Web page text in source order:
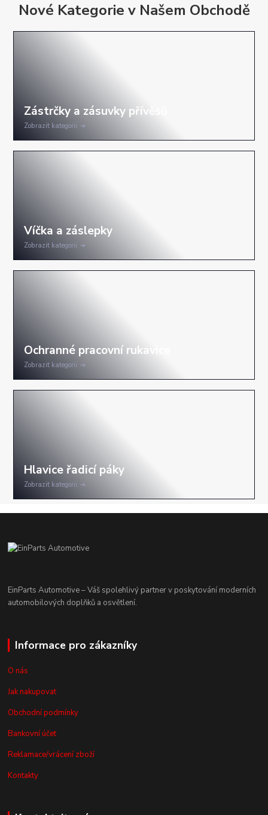
Nové Kategorie v Našem Obchodě
Zobrazit kategorii
Zobrazit kategorii
Zobrazit kategorii
Zobrazit kategorii
EinParts Automotive – Váš spolehlivý partner v poskytování moderních
automobilových doplňků a osvětlení.
Informace pro zákazníky
O nás
Jak nakupovat
Obchodní podmínky
Bankovní účet
Reklamace/vrácení zboží
Kontakty